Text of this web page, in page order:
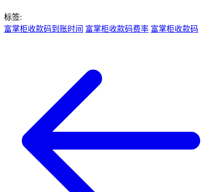
标签:
富掌柜收款码到账时间 富掌柜收款码费率 富掌柜收款码